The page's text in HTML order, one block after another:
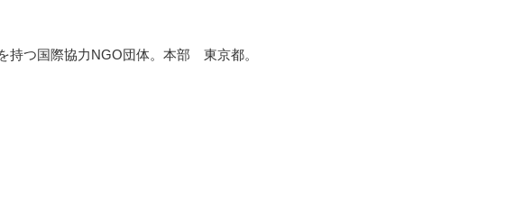
持つ国際協力NGO団体。本部 東京都。